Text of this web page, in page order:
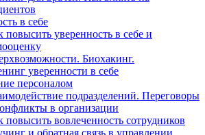
в себе
повысить уверенность в себе и
Биохакинг.
уверенности в себе
персоналом
подразделений. Переговоры
в организации
повысить вовлеченность сотрудников
и обратная связь в управлении